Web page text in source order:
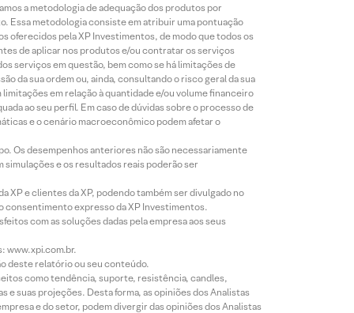
a metodologia de adequação dos produtos por
Essa metodologia consiste em atribuir uma pontuação
oferecidos pela XP Investimentos, de modo que todos os
de aplicar nos produtos e/ou contratar os serviços
serviços em questão, bem como se há limitações de
da sua ordem ou, ainda, consultando o risco geral da sua
em relação à quantidade e/ou volume financeiro
ao seu perfil. Em caso de dúvidas sobre o processo de
e o cenário macroeconômico podem afetar o
Os desempenhos anteriores não são necessariamente
e os resultados reais poderão ser
e clientes da XP, podendo também ser divulgado no
consentimento expresso da XP Investimentos.
com as soluções dadas pela empresa aos seus
www.xpi.com.br.
deste relatório ou seu conteúdo.
como tendência, suporte, resistência, candles,
e suas projeções. Desta forma, as opiniões dos Analistas
e do setor, podem divergir das opiniões dos Analistas